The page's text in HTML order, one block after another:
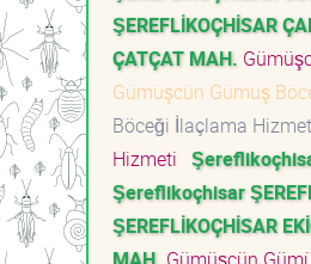
ŞEREFLİKOÇHİSAR
ÇATÇAT MAH.
Gümüşcün Gümüş
Böceği İlaçlama
Hizmeti
Şereflikoçhisar
ŞEREFLİKOÇHİSAR